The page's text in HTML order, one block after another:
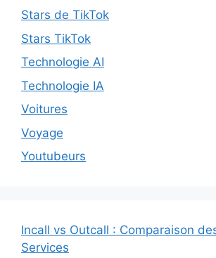
Stars de TikTok
Stars TikTok
Technologie AI
Technologie IA
Voitures
Voyage
Youtubeurs
Incall vs Outcall : Comparaison
Services